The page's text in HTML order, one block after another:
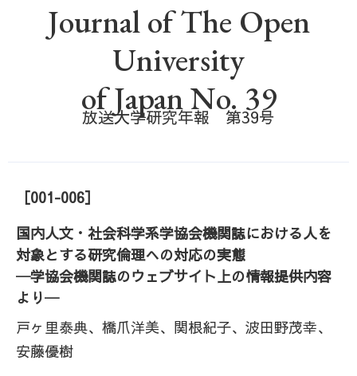
Journal of The Open
University
of Japan No. 39
放送大学研究年報 第39号
［001-006］
国内人文・社会科学系学協会機関誌における人を
対象とする研究倫理への対応の実態
─学協会機関誌のウェブサイト上の情報提供内容
より─
戸ヶ里泰典、橋爪洋美、関根紀子、波田野茂幸、
安藤優樹